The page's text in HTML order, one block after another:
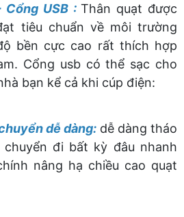
Cổng USB :Thân quạt được
tiêu chuẩn về môi trường
bền cực cao rất thích hợp
Cổng usb có thể sạc cho
bạn kể cả khi cúp điện:
dễ dàng: dễ dàng tháo
đi bất kỳ đâu nhanh
nâng hạ chiều cao quạt